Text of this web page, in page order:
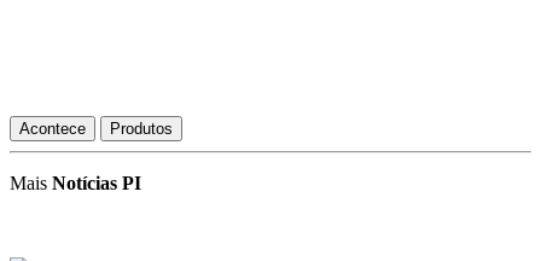
Acontece Produtos
Mais Notícias PI